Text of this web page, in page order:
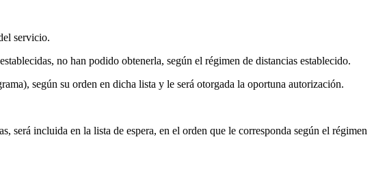
servicio.
no han podido obtenerla, según el régimen de distancias establecido.
según su orden en dicha lista y le será otorgada la oportuna autorización.
será incluida en la lista de espera, en el orden que le corresponda según el régimen